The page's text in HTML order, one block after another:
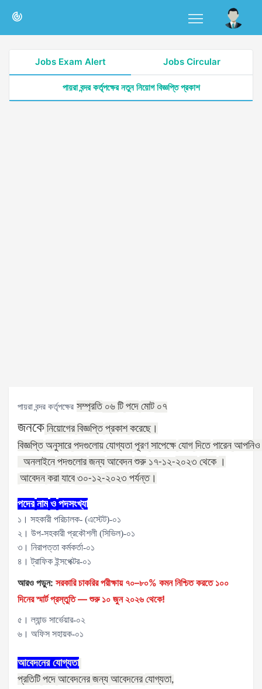
Jobs Exam Alert Jobs Circular
পায়রা বন্দর কর্তৃপক্ষের নতুন নিয়োগ বিজ্ঞপ্তি প্রকাশ
পায়রা বন্দর কর্তৃপক্ষের সম্প্রতি ০৬ টি পদে মোট ০৭
জনকে নিয়োগের বিজ্ঞপ্তি প্রকাশ করেছে।
বিজ্ঞপ্তি অনুসারে পদগুলোয় যোগ্যতা পূরণ সাপেক্ষে যোগ দিতে পারেন
অনলাইনে পদগুলোর জন্য আবেদন শুরু ১৭-১২-২০২৩ থেকে ।
আবেদন করা যাবে ৩০-১২-২০২৩ পর্যন্ত।
পদের নাম ও পদসংখ্যা
১। সহকারী পরিচালক- (এস্টেট)-০১
২। উপ-সহকারী প্রকৌশলী (সিভিল)-০১
৩। নিরাপত্তা কর্মকর্তা-০১
৪। ট্রাফিক ইন্সপেক্টর-০১
আরও পড়ুন: সরকারি চাকরির পরীক্ষায় ৭০–৮০% কমন নিশ্চিত করতে ১০০
দিনের স্মার্ট প্রস্তুতি — শুরু ১০ জুন ২০২৬ থেকে!
৫। ল্যান্ড সার্ভেয়ার-০২
৬। অফিস সহায়ক-০১
আবেদনের যোগ্যতা
প্রতিটি পদে আবেদনের জন্য আবেদনের যোগ্যতা,